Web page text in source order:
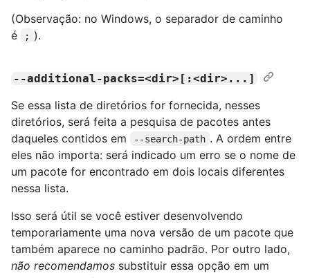
(Observação: no Windows, o separador de caminho
é
; ).
--additional-packs=<dir>[:<dir>...]
Se essa lista de diretórios for fornecida, nesses
diretórios, será feita a pesquisa de pacotes antes
daqueles contidos em
--search-path . A ordem entre
eles não importa: será indicado um erro se o nome de
um pacote for encontrado em dois locais diferentes
nessa lista.
Isso será útil se você estiver desenvolvendo
temporariamente uma nova versão de um pacote que
também aparece no caminho padrão. Por outro lado,
não recomendamos substituir essa opção em um